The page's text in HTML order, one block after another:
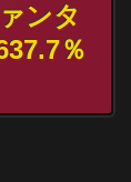
ンタ
％